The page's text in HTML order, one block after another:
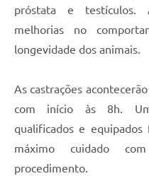
próstata e testículos.
melhorias no
longevidade dos animais.
As castrações
com início às 8h.
qualificados e
máximo cuidado
procedimento.